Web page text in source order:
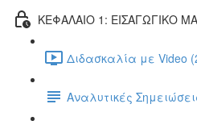
ΚΕΦΑΛΑΙΟ 1: ΕΙΣΑΓΩΓΙΚΟ
Διδασκαλία με Video
Αναλυτικές